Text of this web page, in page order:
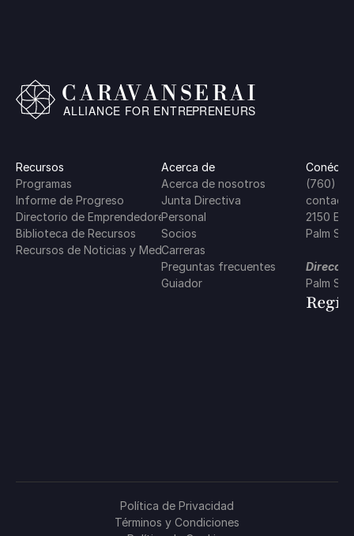
Recursos
Programas
Informe de Progreso
Directorio de Emprendedores
Biblioteca de Recursos
Recursos de Noticias y Medios
Acerca de
Acerca de nosotros
Junta Directiva
Personal
Socios
Carreras
Preguntas frecuentes
Guiador
(760)
2150 E.
Palm
Palm
Política de Privacidad
Términos y Condiciones